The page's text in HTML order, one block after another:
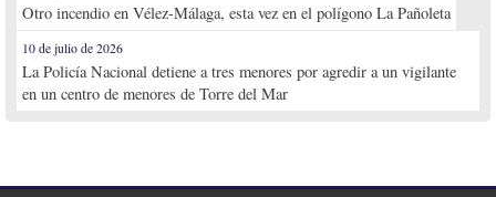
Otro incendio en Vélez-Málaga, esta vez en el polígono La Pañoleta
10 de julio de 2026
La Policía Nacional detiene a tres menores por agredir a un vigilante
en un centro de menores de Torre del Mar